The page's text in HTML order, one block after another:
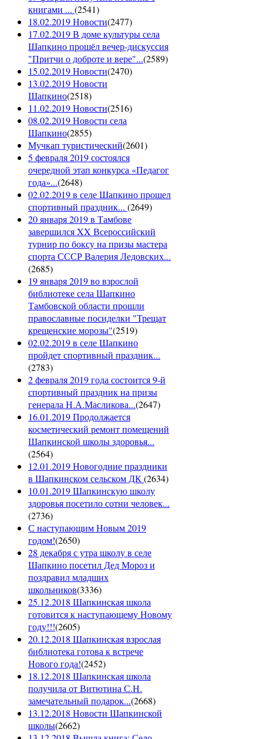
книгами ... (2541)
18.02.2019 Новости(2477)
17.02.2019 В доме культуры села
Шапкино прошёл вечер-дискуссия
"Притчи о доброте и вере"...(2589)
15.02.2019 Новости(2470)
13.02.2019 Новости
Шапкино(2518)
11.02.2019 Новости(2516)
08.02.2019 Новости села
Шапкино(2855)
Мучкап туристический(2601)
5 февраля 2019 состоялся
очередной этап конкурса «Педагог
года»...(2648)
02.02.2019 в селе Шапкино прошел
спортивный праздник... (2649)
20 января 2019 в Тамбове
завершился XX Всероссийский
турнир по боксу на призы мастера
спорта СССР Валерия Ледовских...
(2685)
19 января 2019 во взрослой
библиотеке села Шапкино
Тамбовской области прошли
православные посиделки "Трещат
крещенские морозы"(2519)
02.02.2019 в селе Шапкино
пройдет спортивный праздник...
(2783)
2 февраля 2019 года состоится 9-й
спортивный праздник на призы
генерала Н.А.Масликова...(2647)
16.01.2019 Продолжается
косметический ремонт помещений
Шапкинской школы здоровья...
(2564)
12.01.2019 Новогодние праздники
в Шапкинском сельском ДК(2634)
10.01.2019 Шапкинскую школу
здоровья посетило сотни человек...
(2736)
С наступающим Новым 2019
годом!(2650)
28 декабря с утра школу в селе
Шапкино посетил Дед Мороз и
поздравил младших
школьников(3336)
25.12.2018 Шапкинская школа
готовится к наступающему Новому
году!!!(2605)
20.12.2018 Шапкинская взрослая
библиотека готова к встрече
Нового года!(2452)
18.12.2018 Шапкинская школа
получила от Витютина С.Н.
замечательный подарок...(2668)
13.12.2018 Новости Шапкинской
школы(2662)